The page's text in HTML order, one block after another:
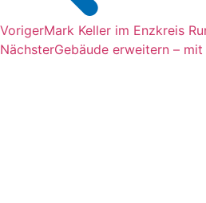
VorigerMark Keller im Enzkreis
NächsterGebäude erweitern –